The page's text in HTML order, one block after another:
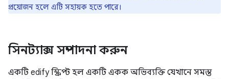
প্রয়োজন হলে এটি সহায়ক হতে পারে।
সিনট্যাক্স সম্পাদনা করুন
একটি edify স্ক্রিপ্ট হল একটি একক অভিব্যক্তি যেখানে সমস্ত